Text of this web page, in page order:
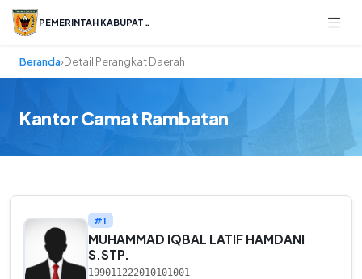
PEMERINTAH KABUPATEN
Beranda›Detail Perangkat Daerah
Kantor Camat Rambatan
#1
MUHAMMAD IQBAL LATIF HAMDANI
S.STP.
199011222010101001